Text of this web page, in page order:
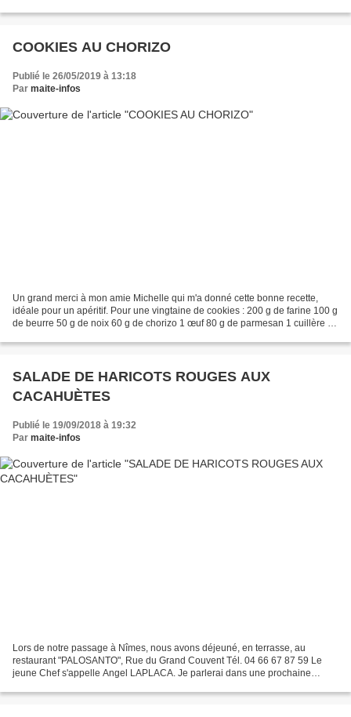
COOKIES AU CHORIZO
Publié le 26/05/2019 à 13:18
Par maite-infos
Un grand merci à mon amie Michelle qui m'a donné cette bonne recette,
idéale pour un apéritif. Pour une vingtaine de cookies : 200 g de farine 100 g
de beurre 50 g de noix 60 g de chorizo 1 œuf 80 g de parmesan 1 cuillère à
SALADE DE HARICOTS ROUGES AUX
CACAHUÈTES
Publié le 19/09/2018 à 19:32
Par maite-infos
Lors de notre passage à Nîmes, nous avons déjeuné, en terrasse, au
restaurant "PALOSANTO", Rue du Grand Couvent Tél. 04 66 67 87 59 Le
jeune Chef s'appelle Angel LAPLACA. Je parlerai dans une prochaine